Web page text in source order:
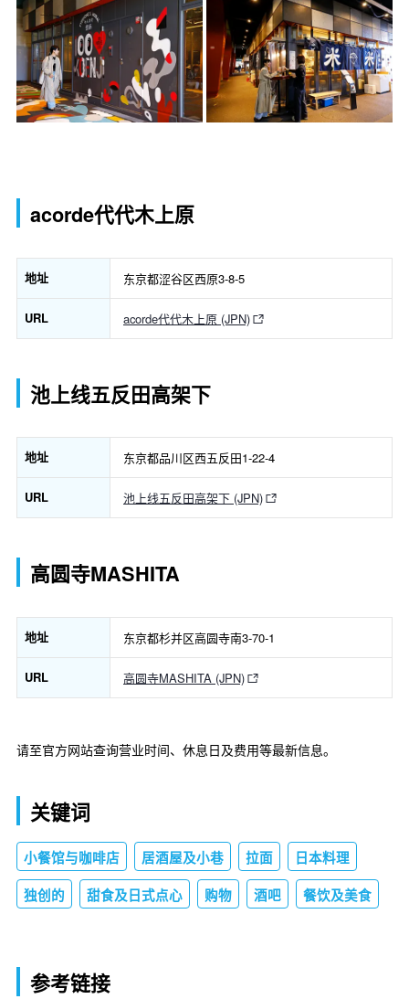
acorde代代木上原
地址 东京都涩谷区西原3-8-5
URL acorde代代木上原 (JPN)
池上线五反田高架下
地址 东京都品川区西五反田1-22-4
URL 池上线五反田高架下 (JPN)
高圆寺MASHITA
地址 东京都杉并区高圆寺南3-70-1
URL 高圆寺MASHITA (JPN)
请至官方网站查询营业时间、休息日及费用等最新信息。
关键词
小餐馆与咖啡店 居酒屋及小巷 拉面 日本料理
独创的 甜食及日式点心 购物 酒吧 餐饮及美食
参考链接